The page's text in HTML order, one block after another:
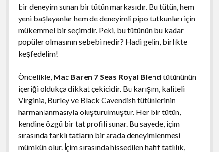
bir deneyim sunan bir tütün markasıdır. Bu tütün, hem
yeni başlayanlar hem de deneyimli pipo tutkunları için
mükemmel bir seçimdir. Peki, bu tütünün bu kadar
popüler olmasının sebebi nedir? Hadi gelin, birlikte
keşfedelim!
Öncelikle, Mac Baren 7 Seas Royal Blend tütününün
içeriği oldukça dikkat çekicidir. Bu karışım, kaliteli
Virginia, Burley ve Black Cavendish tütünlerinin
harmanlanmasıyla oluşturulmuştur. Her bir tütün,
kendine özgü bir tat profili sunar. Bu sayede, içim
sırasında farklı tatların bir arada deneyimlenmesi
mümkün olur. İçim sırasında hissedilen hafif tatlılık,